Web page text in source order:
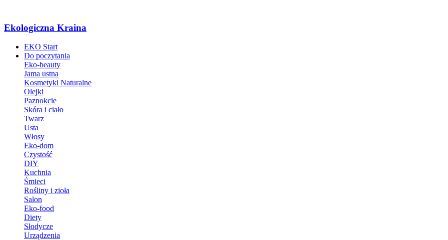
Ekologiczna Kraina
EKO Start
Do poczytania
Eko-beauty
Jama ustna
Kosmetyki Naturalne
Olejki
Paznokcie
Skóra i ciało
Twarz
Usta
Włosy
Eko-dom
Czystość
DIY
Kuchnia
Śmieci
Rośliny i zioła
Salon
Eko-food
Diety
Słodycze
Urządzenia